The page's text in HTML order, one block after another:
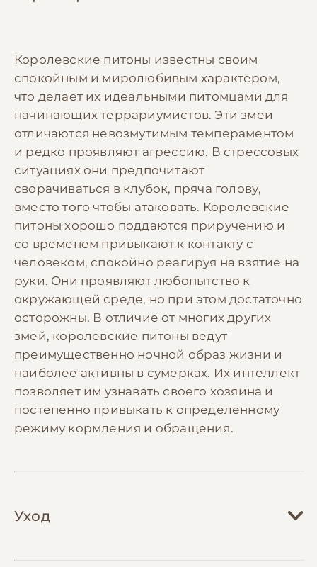
Королевские питоны известны своим
спокойным и миролюбивым характером,
что делает их идеальными питомцами для
начинающих террариумистов. Эти змеи
отличаются невозмутимым темпераментом
и редко проявляют агрессию. В стрессовых
ситуациях они предпочитают
сворачиваться в клубок, пряча голову,
вместо того чтобы атаковать. Королевские
питоны хорошо поддаются приручению и
со временем привыкают к контакту с
человеком, спокойно реагируя на взятие на
руки. Они проявляют любопытство к
окружающей среде, но при этом достаточно
осторожны. В отличие от многих других
змей, королевские питоны ведут
преимущественно ночной образ жизни и
наиболее активны в сумерках. Их интеллект
позволяет им узнавать своего хозяина и
постепенно привыкать к определенному
режиму кормления и обращения.
Уход